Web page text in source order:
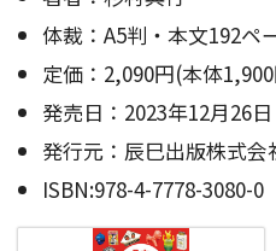
体裁：A5判・本文192ペ
定価：2,090円(本体
発売日：2023年12月26日
発行元：辰巳出版株式会
ISBN:978-4-7778-3080-0